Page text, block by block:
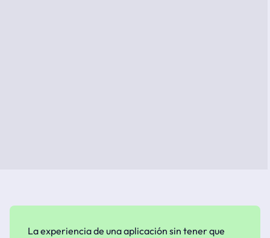
La experiencia de una aplicación sin tener que